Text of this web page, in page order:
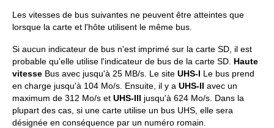
Les vitesses de bus suivantes ne peuvent être atteintes que
lorsque la carte et l'hôte utilisent le même bus.
Si aucun indicateur de bus n'est imprimé sur la carte SD, il est
probable qu'elle utilise l'indicateur de bus de la carte SD. Haute
vitesse Bus avec jusqu'à 25 MB/s. Le site UHS-I Le bus prend
en charge jusqu'à 104 Mo/s. Ensuite, il y a UHS-II avec un
maximum de 312 Mo/s et UHS-III jusqu'à 624 Mo/s. Dans la
plupart des cas, si une carte utilise un bus UHS, elle sera
désignée en conséquence par un numéro romain.